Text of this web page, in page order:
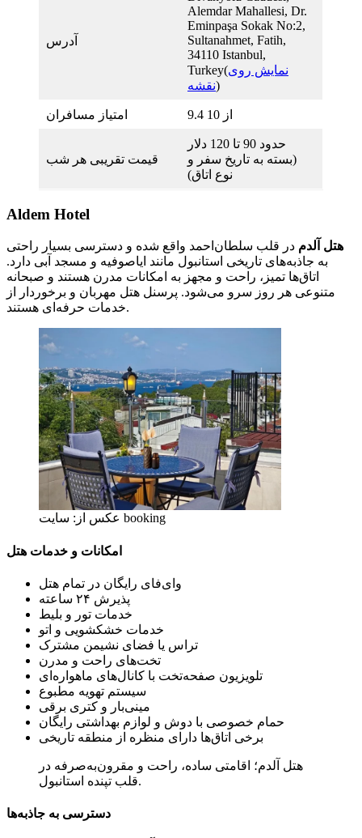
آدرس
Alemdar Mahallesi, Dr.
Eminpaşa Sokak No:2,
Sultanahmet, Fatih,
34110 Istanbul,
Turkey(نمایش روی
نقشه)
امتیاز مسافران 9.4 از 10
قیمت تقریبی هر شب
حدود 90 تا 120 دلار
(بسته به تاریخ سفر و
نوع اتاق)
Aldem Hotel
هتل آلدم در قلب سلطان‌احمد واقع شده و دسترسی بسیار راحتی
به جاذبه‌های تاریخی استانبول مانند ایاصوفیه و مسجد آبی دارد.
اتاق‌ها تمیز، راحت و مجهز به امکانات مدرن هستند و صبحانه
متنوعی هر روز سرو می‌شود. پرسنل هتل مهربان و برخوردار از
خدمات حرفه‌ای هستند.
عکس از: سایت booking
امکانات و خدمات هتل
وای‌فای رایگان در تمام هتل
پذیرش ۲۴ ساعته
خدمات تور و بلیط
خدمات خشکشویی و اتو
تراس یا فضای نشیمن مشترک
تخت‌های راحت و مدرن
تلویزیون صفحه‌تخت با کانال‌های ماهواره‌ای
سیستم تهویه مطبوع
مینی‌بار و کتری برقی
حمام خصوصی با دوش و لوازم بهداشتی رایگان
برخی اتاق‌ها دارای منظره از منطقه تاریخی
هتل آلدم؛ اقامتی ساده، راحت و مقرون‌به‌صرفه در
قلب تپنده استانبول.
دسترسی به جاذبه‌ها